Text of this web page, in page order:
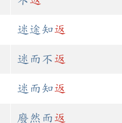
迷途知返
迷而不 返
迷而知返
廢然而 返